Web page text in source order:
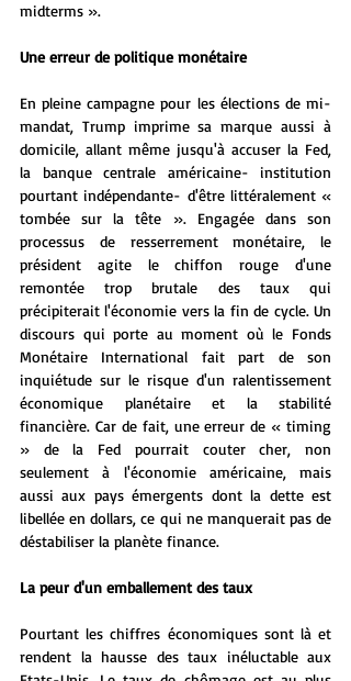
midterms ».
Une erreur de politique monétaire
En pleine campagne pour les élections de mi-
mandat, Trump imprime sa marque aussi à
domicile, allant même jusqu'à accuser la Fed,
la banque centrale américaine- institution
pourtant indépendante- d'être littéralement «
tombée sur la tête ». Engagée dans son
processus de resserrement monétaire, le
président agite le chiffon rouge d'une
remontée trop brutale des taux qui
précipiterait l'économie vers la fin de cycle. Un
discours qui porte au moment où le Fonds
Monétaire International fait part de son
inquiétude sur le risque d'un ralentissement
économique planétaire et la stabilité
financière. Car de fait, une erreur de « timing
» de la Fed pourrait couter cher, non
seulement à l'économie américaine, mais
aussi aux pays émergents dont la dette est
libellée en dollars, ce qui ne manquerait pas de
déstabiliser la planète finance.
La peur d'un emballement des taux
Pourtant les chiffres économiques sont là et
rendent la hausse des taux inéluctable aux